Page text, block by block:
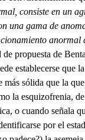
consiste en un
una gama de
anormal
propuesta de
establecerse que
más sólida que la
la esquizofrenia,
o cuando señala
por el